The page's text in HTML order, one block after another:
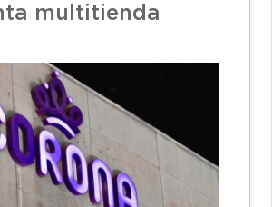
multitienda